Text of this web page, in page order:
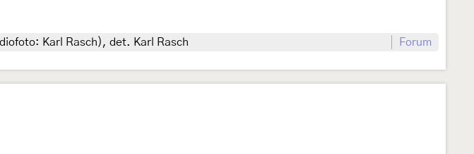
Karl Rasch), det. Karl Rasch Forum